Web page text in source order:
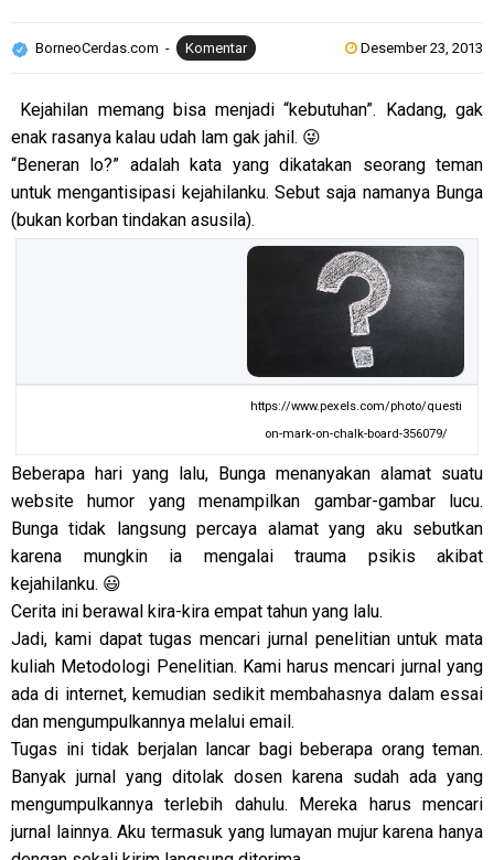
BorneoCerdas.com Desember 23, 2013
Komentar
Kejahilan memang bisa menjadi “kebutuhan”. Kadang, gak
enak rasanya kalau udah lam gak jahil. 😜
“Beneran lo?” adalah kata yang dikatakan seorang teman
untuk mengantisipasi kejahilanku. Sebut saja namanya Bunga
(bukan korban tindakan asusila).
https://www.pexels.com/photo/questi
on-mark-on-chalk-board-356079/
Beberapa hari yang lalu, Bunga menanyakan alamat suatu
website humor yang menampilkan gambar-gambar lucu.
Bunga tidak langsung percaya alamat yang aku sebutkan
karena mungkin ia mengalai trauma psikis akibat
kejahilanku. 😃
Cerita ini berawal kira-kira empat tahun yang lalu.
Jadi, kami dapat tugas mencari jurnal penelitian untuk mata
kuliah Metodologi Penelitian. Kami harus mencari jurnal yang
ada di internet, kemudian sedikit membahasnya dalam essai
dan mengumpulkannya melalui email.
Tugas ini tidak berjalan lancar bagi beberapa orang teman.
Banyak jurnal yang ditolak dosen karena sudah ada yang
mengumpulkannya terlebih dahulu. Mereka harus mencari
jurnal lainnya. Aku termasuk yang lumayan mujur karena hanya